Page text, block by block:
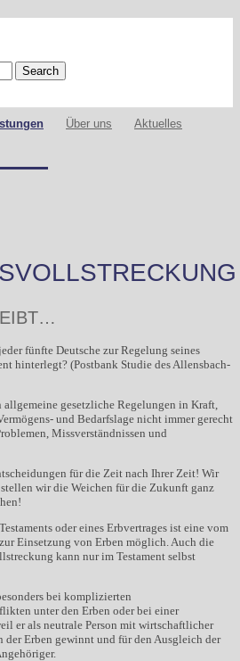
Über uns Aktuelles
fünfte Deutsche zur Regelung seines
hinterlegt? (Postbank Studie des Allensbach-
gesetzliche Regelungen in Kraft,
und Bedarfslage nicht immer gerecht
Missverständnissen und
für die Zeit nach Ihrer Zeit! Wir
wir die Weichen für die Zukunft ganz
oder eines Erbvertrages ist eine vom
Einsetzung von Erben möglich. Auch die
kann nur im Testament selbst
bei komplizierten
unter den Erben oder bei einer
er als neutrale Person mit wirtschaftlicher
der Erben gewinnt und für den Ausgleich der